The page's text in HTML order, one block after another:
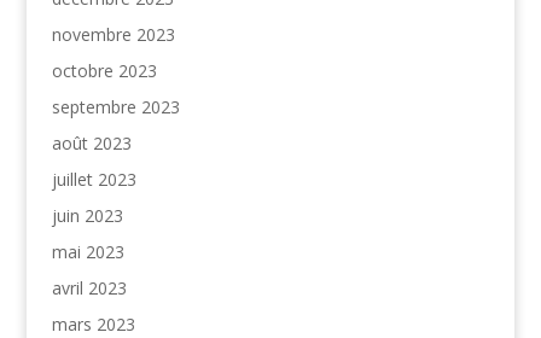
novembre 2023
octobre 2023
septembre 2023
août 2023
juillet 2023
juin 2023
mai 2023
avril 2023
mars 2023